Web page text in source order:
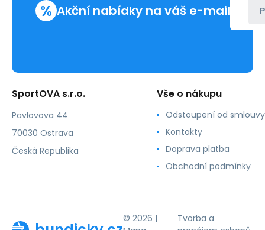
% Akční nabídky na váš e-mail
SportOVA s.r.o.
Pavlovova 44
70030 Ostrava
Česká Republika
Vše o nákupu
Odstoupení od smlouvy
Kontakty
Doprava platba
Obchodní podmínky
© 2026 |
Tvorba a